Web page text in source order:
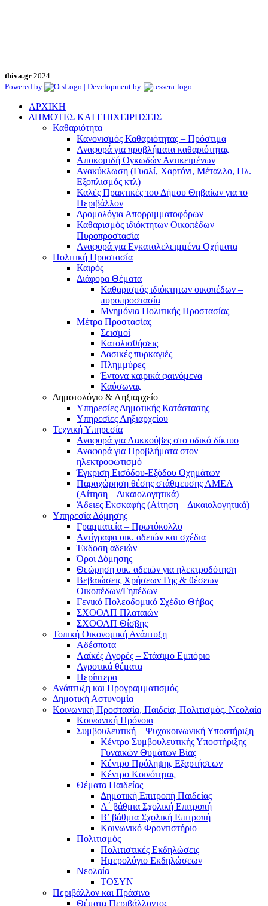
thiva.gr 2024
Powered by
| Development by
ΑΡΧΙΚΗ
ΔΗΜΟΤΕΣ ΚΑΙ ΕΠΙΧΕΙΡΗΣΕΙΣ
Καθαριότητα
Κανονισμός Καθαριότητας – Πρόστιμα
Αναφορά για προβλήματα καθαριότητας
Αποκομιδή Ογκωδών Αντικειμένων
Ανακύκλωση (Γυαλί, Χαρτόνι, Μέταλλο, Ηλ.
Εξοπλισμός κτλ)
Καλές Πρακτικές του Δήμου Θηβαίων για το
Περιβάλλον
Δρομολόγια Απορριμματοφόρων
Καθαρισμός ιδιόκτητων Οικοπέδων –
Πυροπροστασία
Αναφορά για Εγκαταλελειμμένα Οχήματα
Πολιτική Προστασία
Καιρός
Διάφορα Θέματα
Καθαρισμός ιδιόκτητων οικοπέδων –
πυροπροστασία
Μνημόνια Πολιτικής Προστασίας
Μέτρα Προστασίας
Σεισμοί
Κατολισθήσεις
Δασικές πυρκαγιές
Πλημμύρες
Έντονα καιρικά φαινόμενα
Καύσωνας
Δημοτολόγιο & Ληξιαρχείο
Υπηρεσίες Δημοτικής Κατάστασης
Υπηρεσίες Ληξιαρχείου
Τεχνική Υπηρεσία
Αναφορά για Λακκούβες στο οδικό δίκτυο
Αναφορά για Προβλήματα στον
ηλεκτροφωτισμό
Έγκριση Εισόδου-Εξόδου Οχημάτων
Παραχώρηση θέσης στάθμευσης ΑΜΕΑ
(Αίτηση – Δικαιολογητικά)
Άδειες Εκσκαφής (Αίτηση – Δικαιολογητικά)
Υπηρεσία Δόμησης
Γραμματεία – Πρωτόκολλο
Αντίγραφα οικ. αδειών και σχέδια
Έκδοση αδειών
Όροι Δόμησης
Θεώρηση οικ. αδειών για ηλεκτροδότηση
Βεβαιώσεις Χρήσεων Γης & θέσεων
Οικοπέδων/Γηπέδων
Γενικό Πολεοδομικό Σχέδιο Θήβας
ΣΧΟΟΑΠ Πλαταιών
ΣΧΟΟΑΠ Θίσβης
Τοπική Οικονομική Ανάπτυξη
Αδέσποτα
Λαϊκές Αγορές – Στάσιμο Εμπόριο
Αγροτικά θέματα
Περίπτερα
Ανάπτυξη και Προγραμματισμός
Δημοτική Αστυνομία
Κοινωνική Προστασία, Παιδεία, Πολιτισμός, Νεολαία
Κοινωνική Πρόνοια
Συμβουλευτική – Ψυχοκοινωνική Υποστήριξη
Κέντρο Συμβουλευτικής Υποστήριξης
Γυναικών Θυμάτων Βίας
Κέντρο Πρόληψης Εξαρτήσεων
Κέντρο Κοινότητας
Θέματα Παιδείας
Δημοτική Επιτροπή Παιδείας
Α΄ βάθμια Σχολική Επιτροπή
B’ βάθμια Σχολική Επιτροπή
Κοινωνικό Φροντιστήριο
Πολιτισμός
Πολιτιστικές Εκδηλώσεις
Ημερολόγιο Εκδηλώσεων
Νεολαία
ΤΟΣΥΝ
Περιβάλλον και Πράσινο
Θέματα Περιβάλλοντος